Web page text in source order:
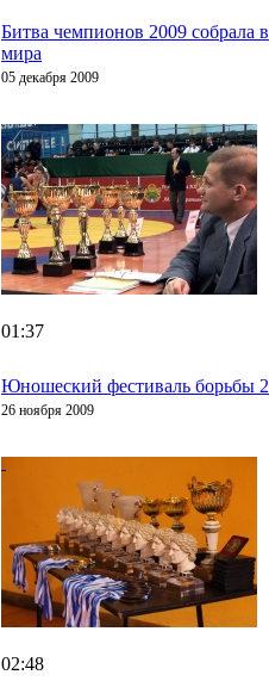
Битва чемпионов 2009
мира
05 декабря 2009
01:37
Юношеский фестиваль борьбы
26 ноября 2009
02:48